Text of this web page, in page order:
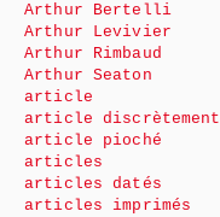
Arthur Bertelli
Arthur Levivier
Arthur Rimbaud
Arthur Seaton
article
article discrètement
article pioché
articles
articles datés
articles imprimés